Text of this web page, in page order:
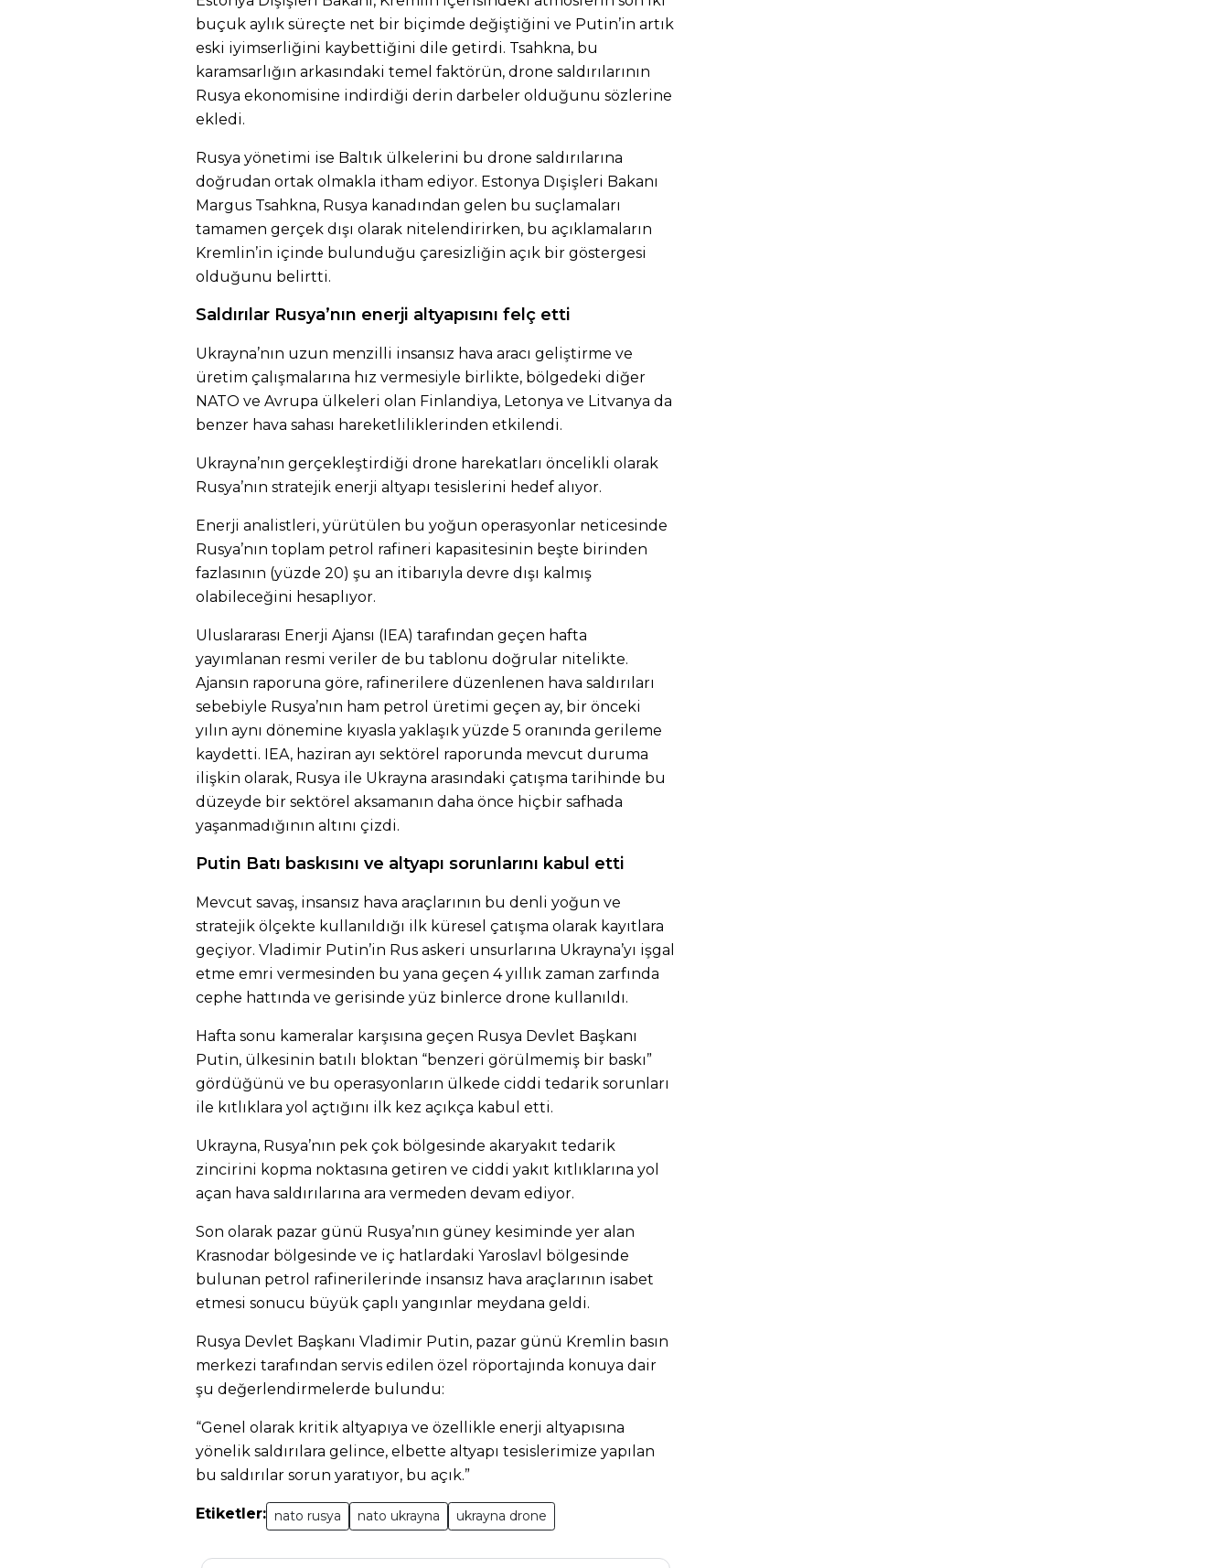
buçuk aylık süreçte net bir biçimde değiştiğini ve Putin’in artık
eski iyimserliğini kaybettiğini dile getirdi. Tsahkna, bu
karamsarlığın arkasındaki temel faktörün, drone saldırılarının
Rusya ekonomisine indirdiği derin darbeler olduğunu sözlerine
ekledi.
Rusya yönetimi ise Baltık ülkelerini bu drone saldırılarına
doğrudan ortak olmakla itham ediyor. Estonya Dışişleri Bakanı
Margus Tsahkna, Rusya kanadından gelen bu suçlamaları
tamamen gerçek dışı olarak nitelendirirken, bu açıklamaların
Kremlin’in içinde bulunduğu çaresizliğin açık bir göstergesi
olduğunu belirtti.
Saldırılar Rusya’nın enerji altyapısını felç etti
Ukrayna’nın uzun menzilli insansız hava aracı geliştirme ve
üretim çalışmalarına hız vermesiyle birlikte, bölgedeki diğer
NATO ve Avrupa ülkeleri olan Finlandiya, Letonya ve Litvanya da
benzer hava sahası hareketliliklerinden etkilendi.
Ukrayna’nın gerçekleştirdiği drone harekatları öncelikli olarak
Rusya’nın stratejik enerji altyapı tesislerini hedef alıyor.
Enerji analistleri, yürütülen bu yoğun operasyonlar neticesinde
Rusya’nın toplam petrol rafineri kapasitesinin beşte birinden
fazlasının (yüzde 20) şu an itibarıyla devre dışı kalmış
olabileceğini hesaplıyor.
Uluslararası Enerji Ajansı (IEA) tarafından geçen hafta
yayımlanan resmi veriler de bu tablonu doğrular nitelikte.
Ajansın raporuna göre, rafinerilere düzenlenen hava saldırıları
sebebiyle Rusya’nın ham petrol üretimi geçen ay, bir önceki
yılın aynı dönemine kıyasla yaklaşık yüzde 5 oranında gerileme
kaydetti. IEA, haziran ayı sektörel raporunda mevcut duruma
ilişkin olarak, Rusya ile Ukrayna arasındaki çatışma tarihinde bu
düzeyde bir sektörel aksamanın daha önce hiçbir safhada
yaşanmadığının altını çizdi.
Putin Batı baskısını ve altyapı sorunlarını kabul etti
Mevcut savaş, insansız hava araçlarının bu denli yoğun ve
stratejik ölçekte kullanıldığı ilk küresel çatışma olarak kayıtlara
geçiyor. Vladimir Putin’in Rus askeri unsurlarına Ukrayna’yı işgal
etme emri vermesinden bu yana geçen 4 yıllık zaman zarfında
cephe hattında ve gerisinde yüz binlerce drone kullanıldı.
Hafta sonu kameralar karşısına geçen Rusya Devlet Başkanı
Putin, ülkesinin batılı bloktan “benzeri görülmemiş bir baskı”
gördüğünü ve bu operasyonların ülkede ciddi tedarik sorunları
ile kıtlıklara yol açtığını ilk kez açıkça kabul etti.
Ukrayna, Rusya’nın pek çok bölgesinde akaryakıt tedarik
zincirini kopma noktasına getiren ve ciddi yakıt kıtlıklarına yol
açan hava saldırılarına ara vermeden devam ediyor.
Son olarak pazar günü Rusya’nın güney kesiminde yer alan
Krasnodar bölgesinde ve iç hatlardaki Yaroslavl bölgesinde
bulunan petrol rafinerilerinde insansız hava araçlarının isabet
etmesi sonucu büyük çaplı yangınlar meydana geldi.
Rusya Devlet Başkanı Vladimir Putin, pazar günü Kremlin basın
merkezi tarafından servis edilen özel röportajında konuya dair
şu değerlendirmelerde bulundu:
“Genel olarak kritik altyapıya ve özellikle enerji altyapısına
yönelik saldırılara gelince, elbette altyapı tesislerimize yapılan
bu saldırılar sorun yaratıyor, bu açık.”
Etiketler: nato rusya nato ukrayna ukrayna drone